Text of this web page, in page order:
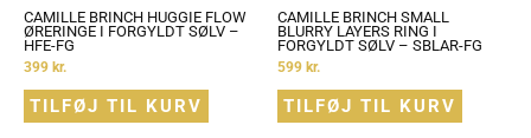
CAMILLE BRINCH HUGGIE FLOW
ØRERINGE I FORGYLDT SØLV –
HFE-FG
399 kr.
TILFØJ TIL KURV
CAMILLE BRINCH SMALL
BLURRY LAYERS RING I
FORGYLDT SØLV – SBLAR-FG
599 kr.
TILFØJ TIL KURV